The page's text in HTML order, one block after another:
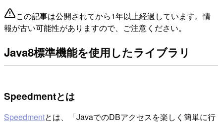
この記事は公開されてから1年以上経過しています。情
報が古い可能性がありますので、ご注意ください。
Java8標準機能を使用したライブラリ
Speedmentとは
Speedmentとは、「JavaでのDBアクセスを楽しく簡単に行